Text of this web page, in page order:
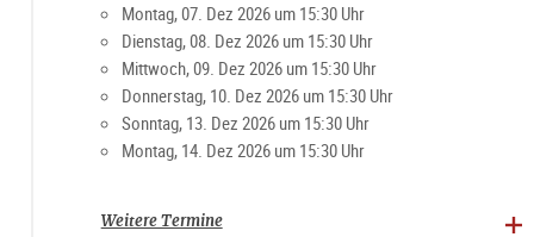
Montag, 07. Dez 2026 um 15:30 Uhr
Dienstag, 08. Dez 2026 um 15:30 Uhr
Mittwoch, 09. Dez 2026 um 15:30 Uhr
Donnerstag, 10. Dez 2026 um 15:30 Uhr
Sonntag, 13. Dez 2026 um 15:30 Uhr
Montag, 14. Dez 2026 um 15:30 Uhr
Weitere Termine